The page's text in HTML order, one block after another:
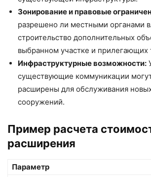
Зонирование и правовые
разрешено ли местными органами
строительство дополнительных
выбранном участке и прилегающих
Инфраструктурные возможности:
существующие коммуникации
расширены для обслуживания
сооружений.
Пример расчета
расширения
Параметр